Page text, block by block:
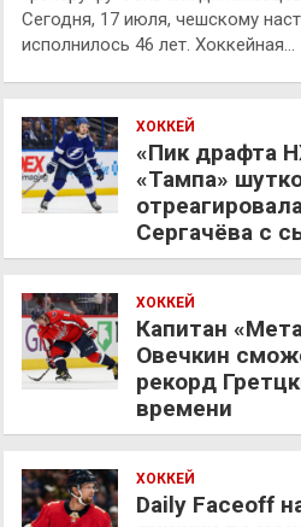
Сегодня, 17 июля, чешскому
исполнилось 46 лет. Хоккейная…
ХОККЕЙ
«Пик драфта
«Тампа»
Сергачёва с
ХОККЕЙ
Капитан
Овечкин
рекорд
времени
ХОККЕЙ
Daily Faceoff